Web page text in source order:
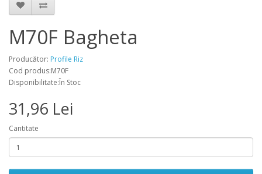
M70F Bagheta
Producător: Profile Riz
Cod produs:M70F
Disponibilitate:În Stoc
31,96 Lei
Cantitate